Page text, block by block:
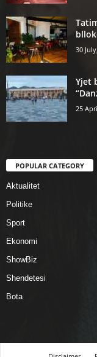
30
Yjet
25
POPULAR CATEGORY
Aktualitet
Politike
Sport
Ekonomi
ShowBiz
Shendetesi
Bota